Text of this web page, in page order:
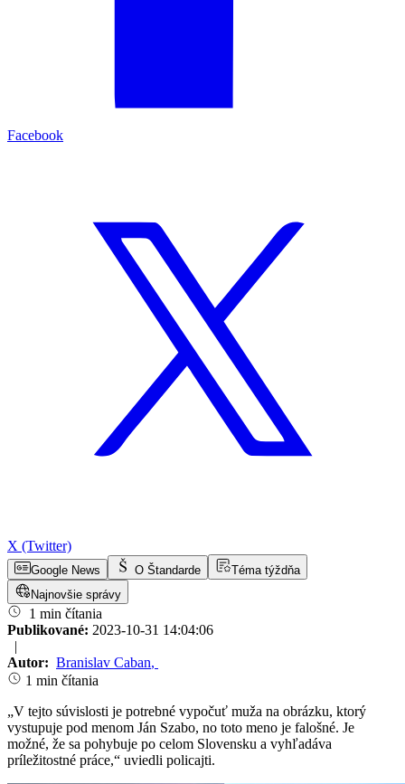
Facebook
X (Twitter)
Google News O Štandarde
Téma týždňa
Najnovšie správy
1 min čítania
Publikované: 2023-10-31 14:04:06
|
Autor: Branislav Caban,
1 min čítania
„V tejto súvislosti je potrebné vypočuť muža na obrázku, ktorý
vystupuje pod menom Ján Szabo, no toto meno je falošné. Je
možné, že sa pohybuje po celom Slovensku a vyhľadáva
príležitostné práce,“ uviedli policajti.